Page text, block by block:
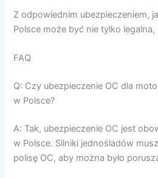
Z odpowiednim ubezpieczeniem,
Polsce może być nie tylko legalna,
FAQ
Q: Czy ubezpieczenie OC dla
w Polsce?
A: Tak, ubezpieczenie OC jest
w Polsce. Silniki jednośladów
polisę OC, aby można było